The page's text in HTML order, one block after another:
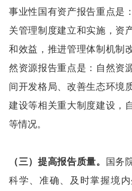
事业性国有资产报告重点是
关管理制度建立和实施，资
和效益，推进管理体制机制
然资源报告重点是：自然资
间开发格局、改善生态环境
建设等相关重大制度建设，
等情况。
（三）提高报告质量。
国务
科学、准确、及时掌握境